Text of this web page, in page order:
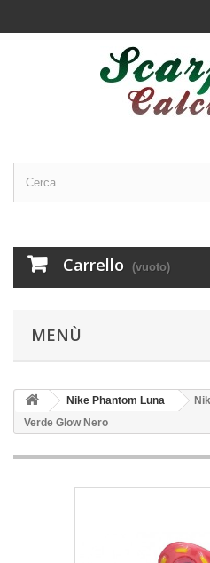
Carrello (vuoto)
MENÙ
Nike Phantom Luna
Verde Glow Nero